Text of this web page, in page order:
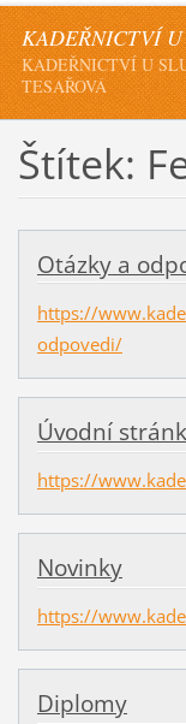
KADEŘNICTVÍ
KADEŘNICTVÍ U
TESAŘOVÁ
Štítek:
Otázky a
https://
odpovedi/
Úvodní
https://
Novinky
https://
Diplomy